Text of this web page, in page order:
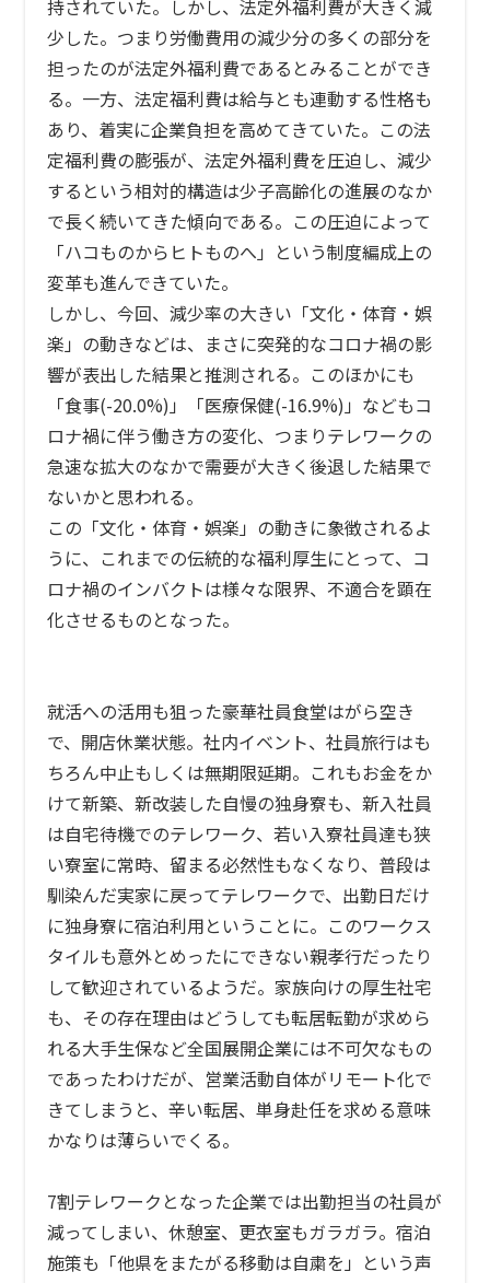
持されていた。しかし、法定外福利費が大きく減
少した。つまり労働費用の減少分の多くの部分を
担ったのが法定外福利費であるとみることができ
る。一方、法定福利費は給与とも連動する性格も
あり、着実に企業負担を高めてきていた。この法
定福利費の膨張が、法定外福利費を圧迫し、減少
するという相対的構造は少子高齢化の進展のなか
で長く続いてきた傾向である。この圧迫によって
「ハコものからヒトものへ」という制度編成上の
変革も進んできていた。
しかし、今回、減少率の大きい「文化・体育・娯
楽」の動きなどは、まさに突発的なコロナ禍の影
響が表出した結果と推測される。このほかにも
「食事(-20.0%)」「医療保健(-16.9%)」などもコ
ロナ禍に伴う働き方の変化、つまりテレワークの
急速な拡大のなかで需要が大きく後退した結果で
ないかと思われる。
この「文化・体育・娯楽」の動きに象徴されるよ
うに、これまでの伝統的な福利厚生にとって、コ
ロナ禍のインバクトは様々な限界、不適合を顕在
化させるものとなった。
就活への活用も狙った豪華社員食堂はがら空き
で、開店休業状態。社内イベント、社員旅行はも
ちろん中止もしくは無期限延期。これもお金をか
けて新築、新改装した自慢の独身寮も、新入社員
は自宅待機でのテレワーク、若い入寮社員達も狭
い寮室に常時、留まる必然性もなくなり、普段は
馴染んだ実家に戻ってテレワークで、出勤日だけ
に独身寮に宿泊利用ということに。このワークス
タイルも意外とめったにできない親孝行だったり
して歓迎されているようだ。家族向けの厚生社宅
も、その存在理由はどうしても転居転勤が求めら
れる大手生保など全国展開企業には不可欠なもの
であったわけだが、営業活動自体がリモート化で
きてしまうと、辛い転居、単身赴任を求める意味
かなりは薄らいでくる。
7割テレワークとなった企業では出勤担当の社員が
減ってしまい、休憩室、更衣室もガラガラ。宿泊
施策も「他県をまたがる移動は自粛を」という声